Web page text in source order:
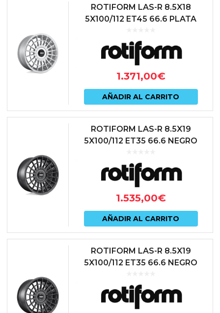
ROTIFORM LAS-R 8.5X18
5X100/112 ET45 66.6 PLATA
1.371,00€
AÑADIR AL CARRITO
ROTIFORM LAS-R 8.5X19
5X100/112 ET35 66.6 NEGRO
1.535,00€
AÑADIR AL CARRITO
ROTIFORM LAS-R 8.5X19
5X100/112 ET35 66.6 NEGRO